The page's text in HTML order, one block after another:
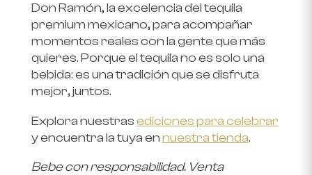
Don Ramón, la excelencia del tequila
premium mexicano, para acompañar
momentos reales con la gente que más
quieres. Porque el tequila no es solo una
bebida: es una tradición que se disfruta
mejor, juntos.
Explora nuestrasediciones para celebrar
y encuentra la tuya ennuestra tienda.
Bebe con responsabilidad. Venta